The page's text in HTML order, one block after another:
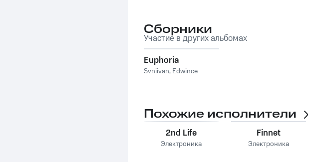
Сборники
Участие в других альбомах
Euphoria
Svniivan, Edwince
Похожие исполнители
2nd Life
Электроника
Finnet
Электроника